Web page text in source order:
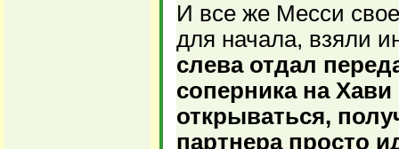
И все же Месси
для начала, взяли
слева отдал
соперника на
открываться,
партнера просто